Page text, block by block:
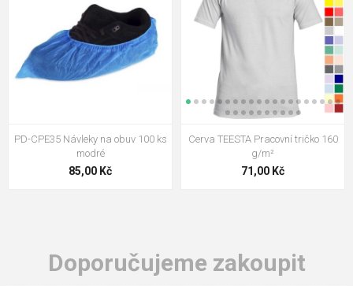
PD-CPE35 Návleky na obuv 100 ks
modré
85,00 Kč
Cerva TEESTA Pracovní tričko 160
g/m²
71,00 Kč
Doporučujeme zakoupit